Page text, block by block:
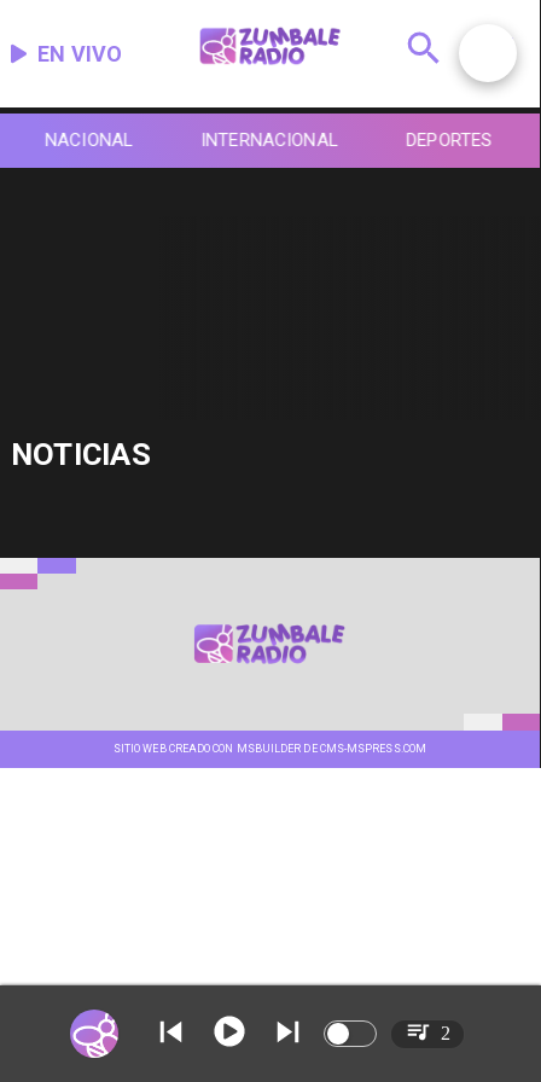
EN VIVO
NACIONAL INTERNACIONAL DEPORTES
NOTICIAS
SITIO WEB CREADO CON MSBUILDER DE CMS-MSPRESS.COM
2